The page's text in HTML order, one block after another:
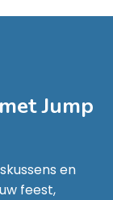
Jump
en
feest,